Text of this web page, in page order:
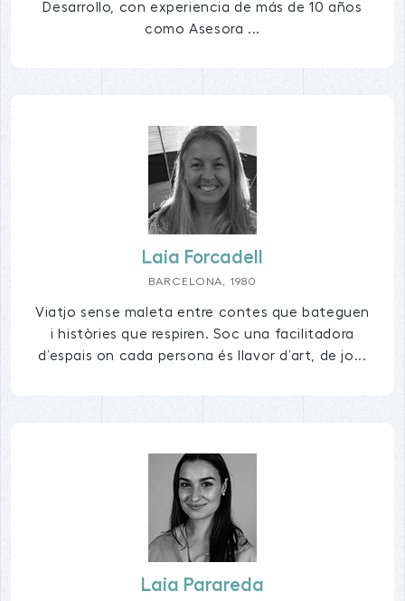
Desarrollo, con experiencia de más de 10 años
como Asesora ...
Laia Forcadell
BARCELONA, 1980
Viatjo sense maleta entre contes que bateguen
i històries que respiren. Soc una facilitadora
d’espais on cada persona és llavor d’art, de jo...
Laia Parareda